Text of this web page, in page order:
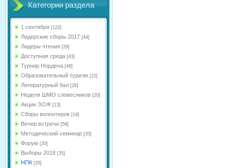
Категории раздела
1 сентября [122]
Лидерские сборы 2017 [44]
Лидеры чтения [29]
Доступная среда [43]
Турнир Нордена [48]
Образовательный туризм [22]
Литературный бал [26]
Неделя ШМО словесников [20]
Акции ЗОЖ [13]
Сборы волонтеров [19]
Вечер встречи [58]
Методический семинар [35]
Форум [20]
Выборы 2018 [35]
НПК [35]